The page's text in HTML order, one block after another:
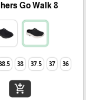
Go Walk 8
36
37
37.5
38
add_shopping_cart